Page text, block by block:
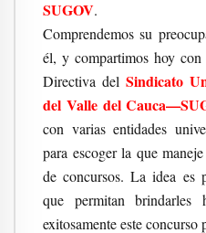
SUGOV.
Comprendemos su
él, y compartimos hoy con
Directiva del Sindicato
del Valle del
con varias entidades
para escoger la que
de concursos. La idea es
que permitan brindarles
exitosamente este concurso